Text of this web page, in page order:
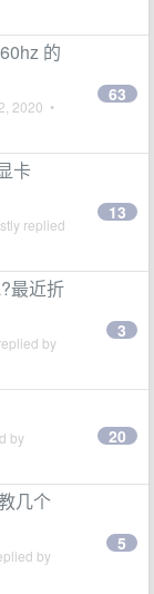
的
2020 •
63
卡
replied
13
最近折
by
3
by 20
几个
by
5